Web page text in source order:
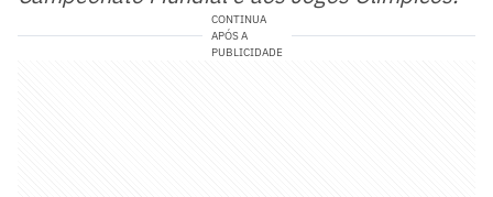
CONTINUA
APÓS A
PUBLICIDADE